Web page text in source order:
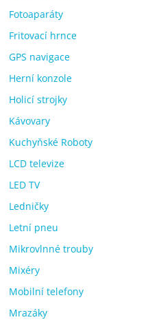
Fotoaparáty
Fritovací hrnce
GPS navigace
Herní konzole
Holicí strojky
Kávovary
Kuchyňské Roboty
LCD televize
LED TV
Ledničky
Letní pneu
Mikrovlnné trouby
Mixéry
Mobilní telefony
Mrazáky